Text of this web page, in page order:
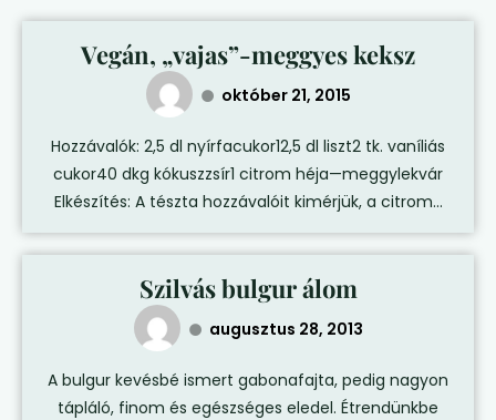
Vegán, „vajas”-meggyes keksz
október 21, 2015
Hozzávalók: 2,5 dl nyírfacukor12,5 dl liszt2 tk. vaníliás
cukor40 dkg kókuszzsír1 citrom héja—meggylekvár
Elkészítés: A tészta hozzávalóit kimérjük, a citrom...
Szilvás bulgur álom
augusztus 28, 2013
A bulgur kevésbé ismert gabonafajta, pedig nagyon
tápláló, finom és egészséges eledel. Étrendünkbe